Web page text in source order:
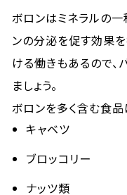
ボロンはミネラルの
ンの分泌を促す効果
ける働きもあるので、
ましょう。
ボロンを多く含む食品
キャベツ
ブロッコリー
ナッツ類